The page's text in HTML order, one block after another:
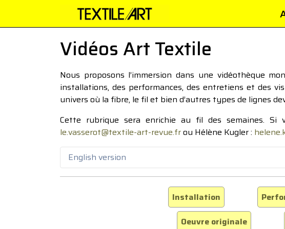
Vidéos Art Textile
Nous proposons l’immersion dans une vidéothèque
installations, des performances, des entretiens et des
univers où la fibre, le fil et bien d’autres types de lignes
Cette rubrique sera enrichie au fil des semaines. Si
le.vasserot@textile-art-revue.frou Hélène Kugler :
English version
Installation
Oeuvre originale